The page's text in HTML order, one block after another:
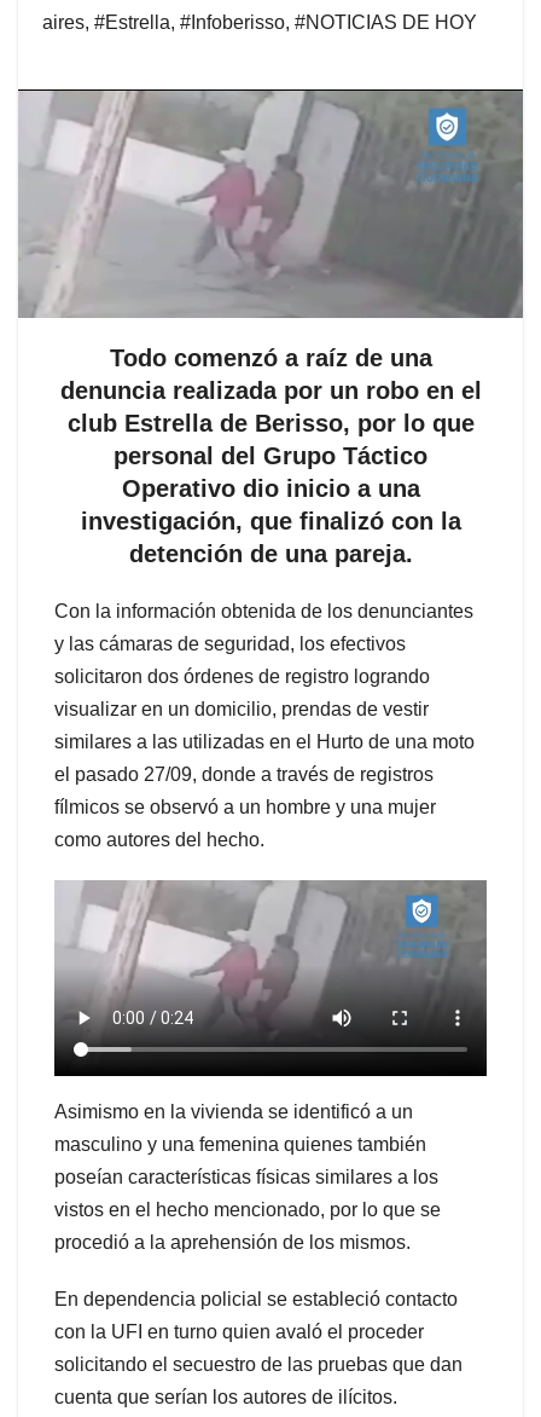
aires, #Estrella, #Infoberisso, #NOTICIAS DE HOY
Todo comenzó a raíz de una
denuncia realizada por un robo en el
club Estrella de Berisso, por lo que
personal del Grupo Táctico
Operativo dio inicio a una
investigación, que finalizó con la
detención de una pareja.
Con la información obtenida de los denunciantes
y las cámaras de seguridad, los efectivos
solicitaron dos órdenes de registro logrando
visualizar en un domicilio, prendas de vestir
similares a las utilizadas en el Hurto de una moto
el pasado 27/09, donde a través de registros
fílmicos se observó a un hombre y una mujer
como autores del hecho.
Asimismo en la vivienda se identificó a un
masculino y una femenina quienes también
poseían características físicas similares a los
vistos en el hecho mencionado, por lo que se
procedió a la aprehensión de los mismos.
En dependencia policial se estableció contacto
con la UFI en turno quien avaló el proceder
solicitando el secuestro de las pruebas que dan
cuenta que serían los autores de ilícitos.